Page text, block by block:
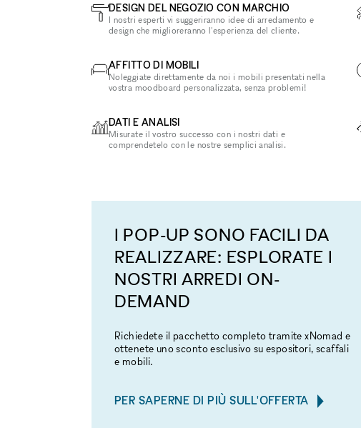
DESIGN DEL NEGOZIO CON MARCHIO
I nostri esperti vi suggeriranno idee di arredamento e
design che miglioreranno l'esperienza del cliente.
AFFITTO DI MOBILI
Noleggiate direttamente da noi i mobili presentati nella
vostra moodboard personalizzata, senza problemi!
DATI E ANALISI
Misurate il vostro successo con i nostri dati e
comprendetelo con le nostre semplici analisi.
I POP-UP SONO FACILI DA
REALIZZARE: ESPLORATE I
NOSTRI ARREDI ON-
DEMAND
Richiedete il pacchetto completo tramite xNomad e
ottenete uno sconto esclusivo su espositori, scaffali
e mobili.
PER SAPERNE DI PIÙ SULL'OFFERTA